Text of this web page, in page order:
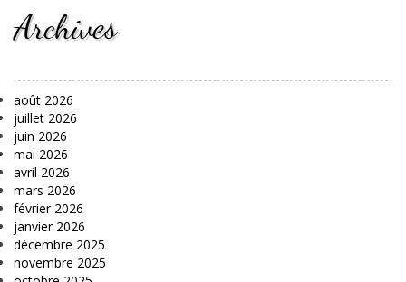
Archives
août 2026
juillet 2026
juin 2026
mai 2026
avril 2026
mars 2026
février 2026
janvier 2026
décembre 2025
novembre 2025